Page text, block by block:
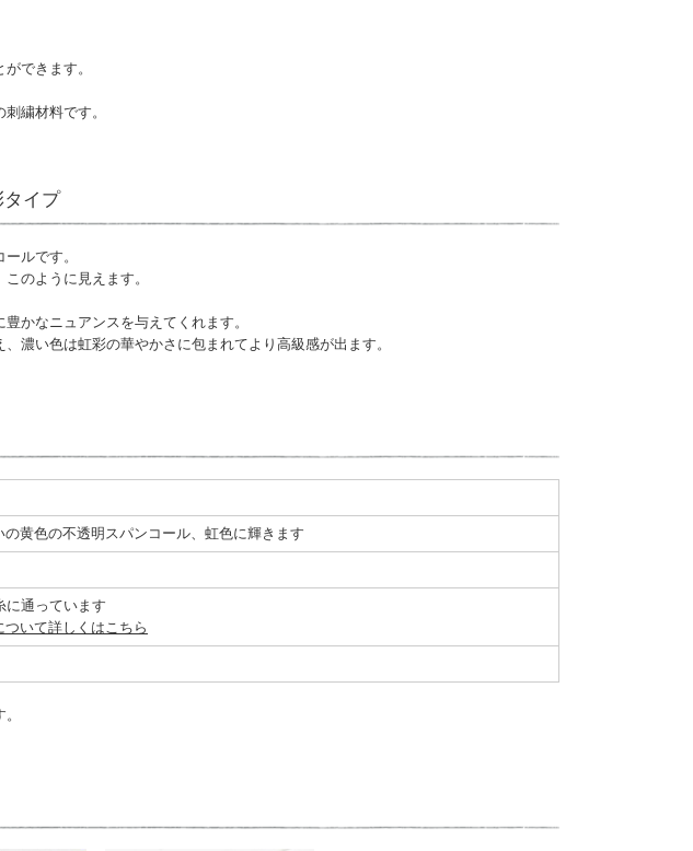
できます。
繍材料です。
イプ
ルです。
のように見えます。
かなニュアンスを与えてくれます。
濃い色は虹彩の華やかさに包まれてより高級感が出ます。
黄色の不透明スパンコール、虹色に輝きます
に通っています
いて詳しくはこちら